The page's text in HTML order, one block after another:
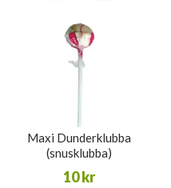
Maxi Dunderklubba
(snusklubba)
10 kr